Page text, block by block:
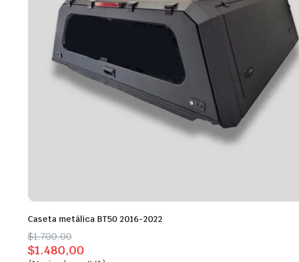
Caseta metálica BT50 2016-2022
$1.700,00
Original
price
$1.480,00
Current
price